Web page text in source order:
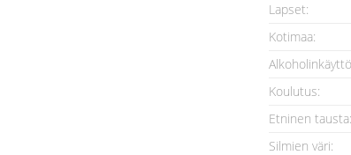
Lapset:
Kotimaa:
Koulutus:
Etninen tausta:
Silmien väri: